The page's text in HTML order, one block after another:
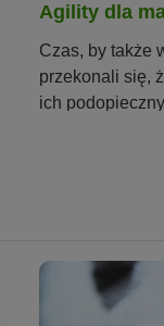
Agility dla
Czas, by także
przekonali się,
ich